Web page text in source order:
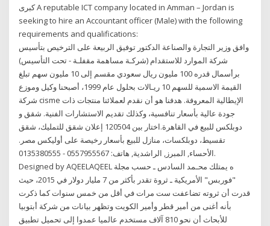
كبرى A reputable ICT company located in Amman – Jordan is
seeking to hire an Accountant officer (Male) with the following
requirements and qualifications:
وافق وزير التجارة والصناعة الدكتور توفيق الربيعة على الترخيص بتأسيس
شركة الموارد للاستقدام (شركـة مساهمة مقفلـة - تحت التأسيس)
برأسمال قدره 100 مليون ريال سعودي مقسم إلى 10 مليون سهم تبلغ
القيمة الاسمية للسهم 10 ريـالات بحلول عام 1999، أصبحنا وكيل وموزع
شركة cisme الإيطالية المعروفة. هدفنا هو أن نقدم لعملائنا منتجات ذات
جودة عالية بأسعار تنافسية، وكذلك تقديم الاستشارات الفنية. شقق و
دوبلكس للبيع في القاهرة.اختار بين 120504 إعلان شقق للتمليك، شقق
تقسيط، دوبلكسات، منازل للبيع بأسعار رخيصة على أوليكس مصر.
الأحساء, المبرز, الراشدية, هاتف: 0557955567 - 0135380555.
Designed by AQEELAQEEL ه يمتلك محـمد السادس ـ حسب مجلة
"فوربس" الأمريكية ـ ثروة تقدر بأكثر من 7 مليار دولار في 2015، حيث
قدرت أن ثروته تضاعفت ست مرات في أقل من خمس سنوات كما ذكرت
بأنه أغنى من أمير قطر وأمير الكويت وتظهر بيانات من شركة أبتوبيا
للأبحاث أن نحو 810 آلاف مستخدم عالميا عمدوا إلى تحميل تطبيق